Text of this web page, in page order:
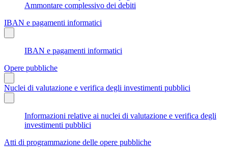
Ammontare complessivo dei debiti
IBAN e pagamenti informatici
IBAN e pagamenti informatici
Opere pubbliche
Nuclei di valutazione e verifica degli investimenti pubblici
Informazioni relative ai nuclei di valutazione e verifica degli
investimenti pubblici
Atti di programmazione delle opere pubbliche